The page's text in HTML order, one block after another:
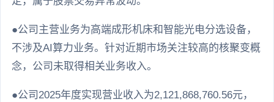
●公司主营业务为高端成形机床和智能光电分选设备，
不涉及AI算力业务。针对近期市场关注较高的核聚变概
念，公司未取得相关业务收入。
●公司2025年度实现营业收入为2,121,868,760.56元，